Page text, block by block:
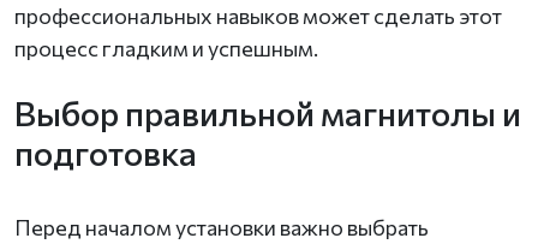
профессиональных навыков может сделать этот
процесс гладким и успешным.
Выбор правильной магнитолы и
подготовка
Перед началом установки важно выбрать